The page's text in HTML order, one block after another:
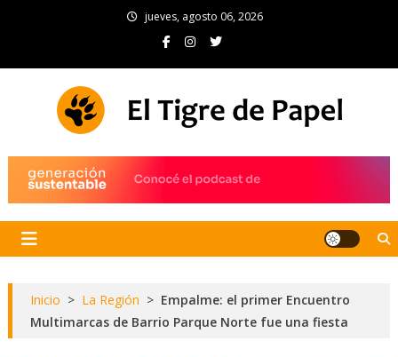
jueves, agosto 06, 2026
Inicio > La Región > Empalme: el primer Encuentro
Multimarcas de Barrio Parque Norte fue una fiesta